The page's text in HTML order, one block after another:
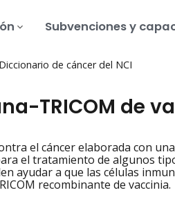
Subvenciones y
Diccionario de cáncer del NCI
TRICOM de
el cáncer elaborada con
el tratamiento de algunos
ayudar a que las células
recombinante de vaccinia.